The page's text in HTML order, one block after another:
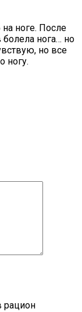
ноге. После
нога… но
но все
ногу.
рацион